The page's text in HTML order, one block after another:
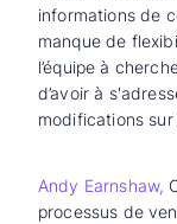
informations de
manque de
l’équipe à
d’avoir à
modifications
Andy Earnshaw,
processus de